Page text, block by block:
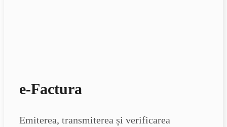
e-Factura
Emiterea, transmiterea și verificarea